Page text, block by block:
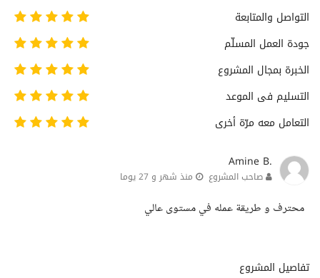
التواصل والمتابعة
جودة العمل المسلّم
الخبرة بمجال المشروع
التسليم فى الموعد
التعامل معه مرّة أخرى
Amine B.
صاحب المشروع منذ شهر و 27 يوما
محترف و طريقة عمله في مستوى عالي
تفاصيل المشروع